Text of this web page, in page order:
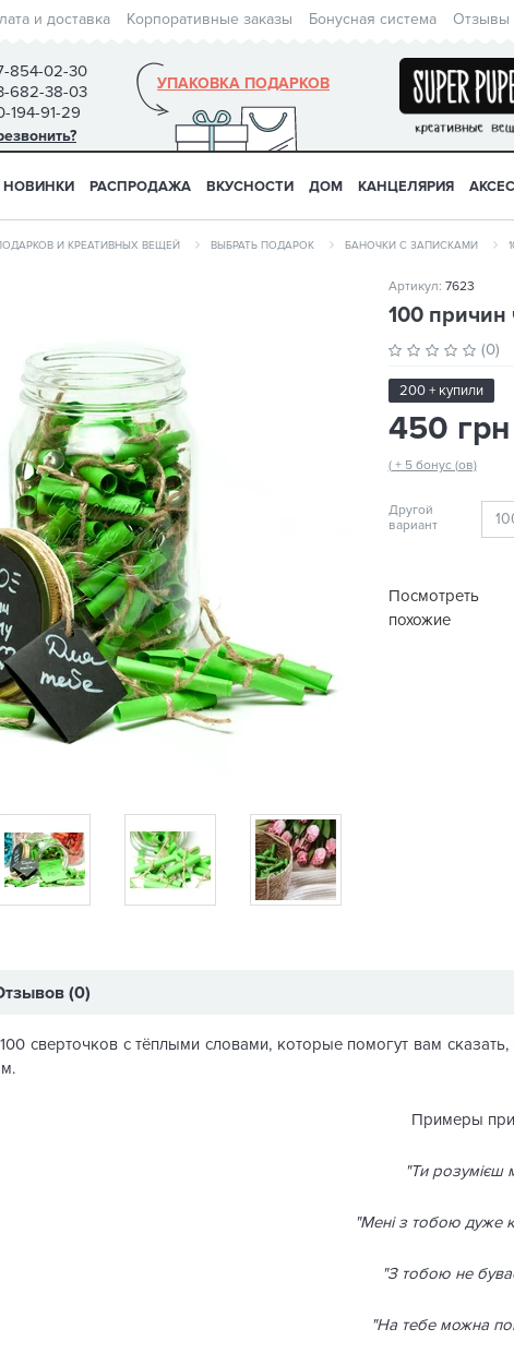
и доставка Корпоративные заказы Бонусная система Отзывы
854-02-30
682-38-03
194-91-29
УПАКОВКА ПОДАРКОВ
НОВИНКИ РАСПРОДАЖА ВКУСНОСТИ ДОМ КАНЦЕЛЯРИЯ
ПОДАРКОВ И КРЕАТИВНЫХ ВЕЩЕЙ ВЫБРАТЬ ПОДАРОК БАНОЧКИ С ЗАПИСКАМИ
Артикул: 7623
100
(0)
200 + купили
450 грн
( + 5 бонус (ов)
Другой
вариант
Посмотреть
похожие
(0)
сверточков с тёплыми словами, которые помогут вам
Примеры
"Ти розумієш
"Мені з тобою дуже
"З тобою не
"На тебе можна